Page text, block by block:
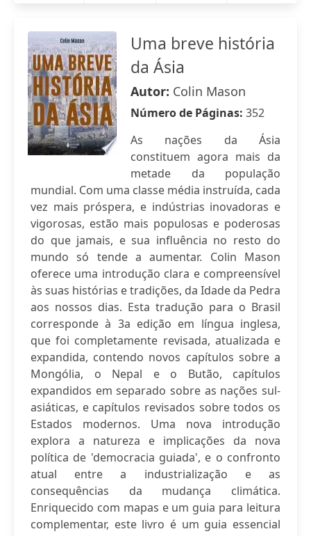
Uma breve história
da Ásia
Autor: Colin Mason
Número de Páginas: 352
As nações da Ásia
constituem agora mais da
metade da população
mundial. Com uma classe média instruída, cada
vez mais próspera, e indústrias inovadoras e
vigorosas, estão mais populosas e poderosas
do que jamais, e sua influência no resto do
mundo só tende a aumentar. Colin Mason
oferece uma introdução clara e compreensível
às suas histórias e tradições, da Idade da Pedra
aos nossos dias. Esta tradução para o Brasil
corresponde à 3a edição em língua inglesa,
que foi completamente revisada, atualizada e
expandida, contendo novos capítulos sobre a
Mongólia, o Nepal e o Butão, capítulos
expandidos em separado sobre as nações sul-
asiáticas, e capítulos revisados sobre todos os
Estados modernos. Uma nova introdução
explora a natureza e implicações da nova
política de 'democracia guiada', e o confronto
atual entre a industrialização e as
consequências da mudança climática.
Enriquecido com mapas e um guia para leitura
complementar, este livro é um guia essencial